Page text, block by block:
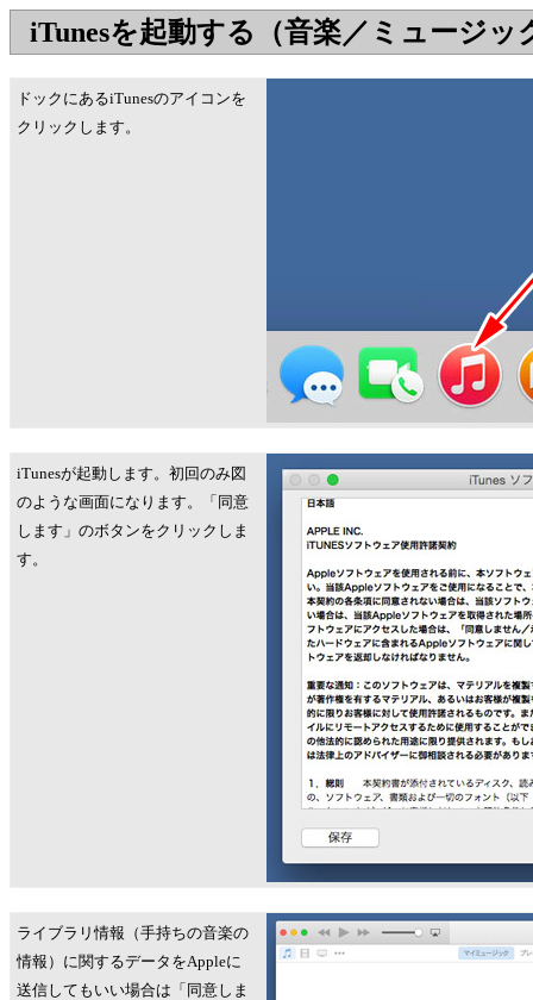
iTunesを起動する（音楽／ミュージッ
ドックにあるiTunesのアイコンを
クリックします。
iTunesが起動します。初回のみ図
のような画面になります。「同意
します」のボタンをクリックしま
す。
ライブラリ情報（手持ちの音楽の
情報）に関するデータをAppleに
送信してもいい場合は「同意しま